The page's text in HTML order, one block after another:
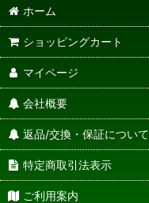
ホーム
ショッピングカート
マイページ
会社概要
返品/交換・保証について
特定商取引法表示
ご利用案内